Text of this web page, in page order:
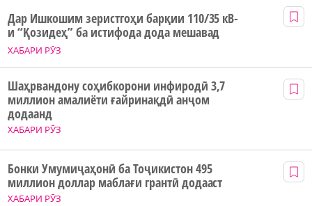
ХАБАРИ РӮЗ
Дар Ишкошим зеристгоҳи барқии 110/35 кВ-
и “Қозидеҳ” ба истифода дода мешавад
ХАБАРИ РӮЗ
Шаҳрвандону соҳибкорони инфиродӣ 3,7
миллион амалиёти ғайринақдӣ анҷом
додаанд
ХАБАРИ РӮЗ
Бонки Умумиҷаҳонӣ ба Тоҷикистон 495
миллион доллар маблағи грантӣ додааст